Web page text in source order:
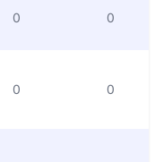
0 0
0 0